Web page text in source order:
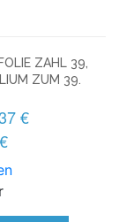
ZAHL 39,
ZUM 39.
€